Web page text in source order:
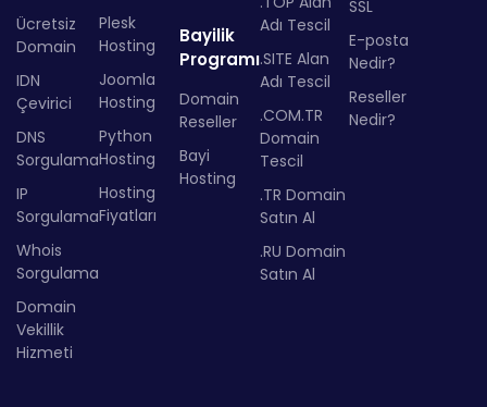
Ücretsiz
Domain
IDN
Çevirici
DNS
Sorgulama
IP
Sorgulama
Whois
Sorgulama
Domain
Vekillik
Hizmeti
Plesk
Hosting
Joomla
Hosting
Python
Hosting
Hosting
Fiyatları
Bayilik
Programı
Domain
Reseller
Bayi
Hosting
Adı Tescil
.SITE Alan
Adı Tescil
.COM.TR
Domain
Tescil
.TR Domain
Satın Al
.RU Domain
Satın Al
SSL
E-posta
Nedir?
Reseller
Nedir?